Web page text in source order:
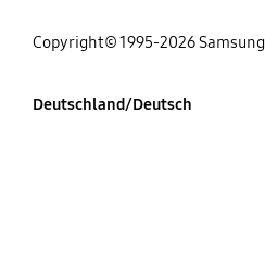
Copyright© 1995-2026
Deutschland/Deutsch